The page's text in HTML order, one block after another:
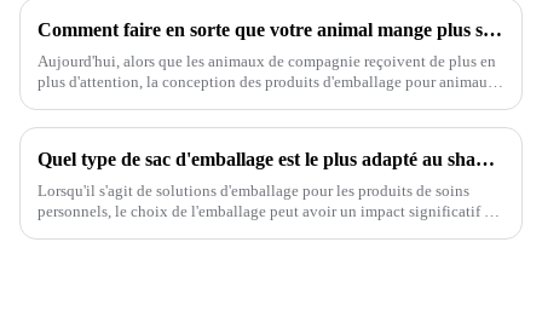
Comment faire en sorte que votre animal mange plus sainement
Aujourd'hui, alors que les animaux de compagnie reçoivent de plus en
plus d'attention, la conception des produits d'emballage pour animaux
Quel type de sac d'emballage est le plus adapté au shampoing ?
Lorsqu'il s'agit de solutions d'emballage pour les produits de soins
personnels, le choix de l'emballage peut avoir un impact significatif à